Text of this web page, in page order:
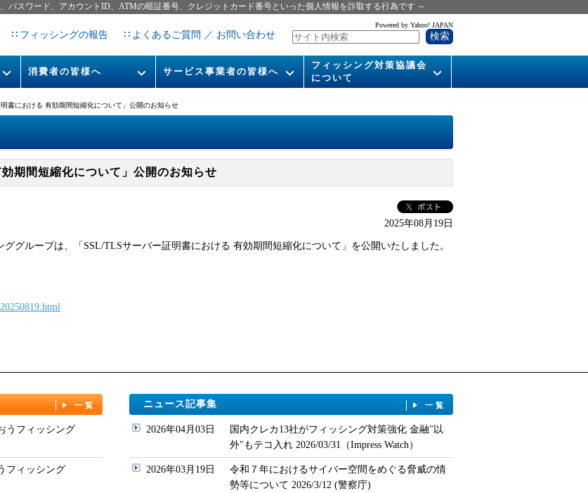
パスワード、アカウントID、ATMの暗証番号、クレジットカード番号といった個人情報を詐取する行為です ～
フィッシングの報告 よくあるご質問 ／ お問い合わせ
Powered by Yahoo! JAPAN
消費者の皆様へ
フィッシングとは
マンガでわかるフィッシング詐
サービス事業者の皆様へ
なりすまし送信メール対策について
フィッシング対策協議会
について
書における 有効期間短縮化について」公開のお知らせ
期間短縮化について」公開のお知らせ
2025年08月19日
グループは、「SSL/TLSサーバー証明書における 有効期間短縮化について」を公開いたしました。
一覧
うフィッシング
フィッシング
ニュース記事集 一覧
2026年04月03日
国内クレカ13社がフィッシング対策強化 金融"以
外"もテコ入れ 2026/03/31（Impress Watch）
2026年03月19日
令和７年におけるサイバー空間をめぐる脅威の情
勢等について 2026/3/12 (警察庁)